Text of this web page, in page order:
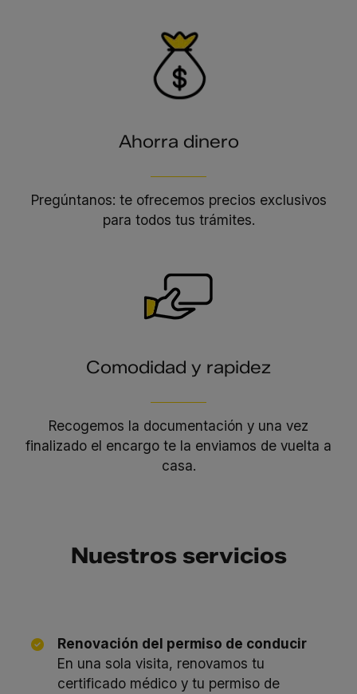
Ahorra dinero
Pregúntanos: te ofrecemos precios exclusivos
para todos tus trámites.
Comodidad y rapidez
Recogemos la documentación y una vez
finalizado el encargo te la enviamos de vuelta a
casa.
Nuestros servicios
Renovación del permiso de conducir
En una sola visita, renovamos tu
certificado médico y tu permiso de